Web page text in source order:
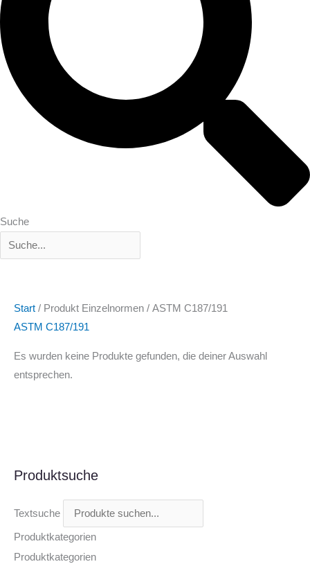
Suche
Start / Produkt Einzelnormen / ASTM C187/191
ASTM C187/191
Es wurden keine Produkte gefunden, die deiner Auswahl
entsprechen.
Produktsuche
Textsuche
Produktkategorien
Produktkategorien